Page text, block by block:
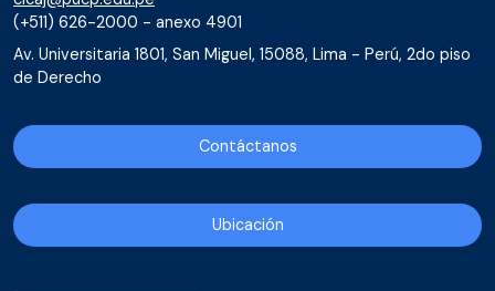
(+511) 626-2000 - anexo 4901
Av. Universitaria 1801, San Miguel, 15088, Lima - Perú, 2do piso
de Derecho
Contáctanos
Ubicación